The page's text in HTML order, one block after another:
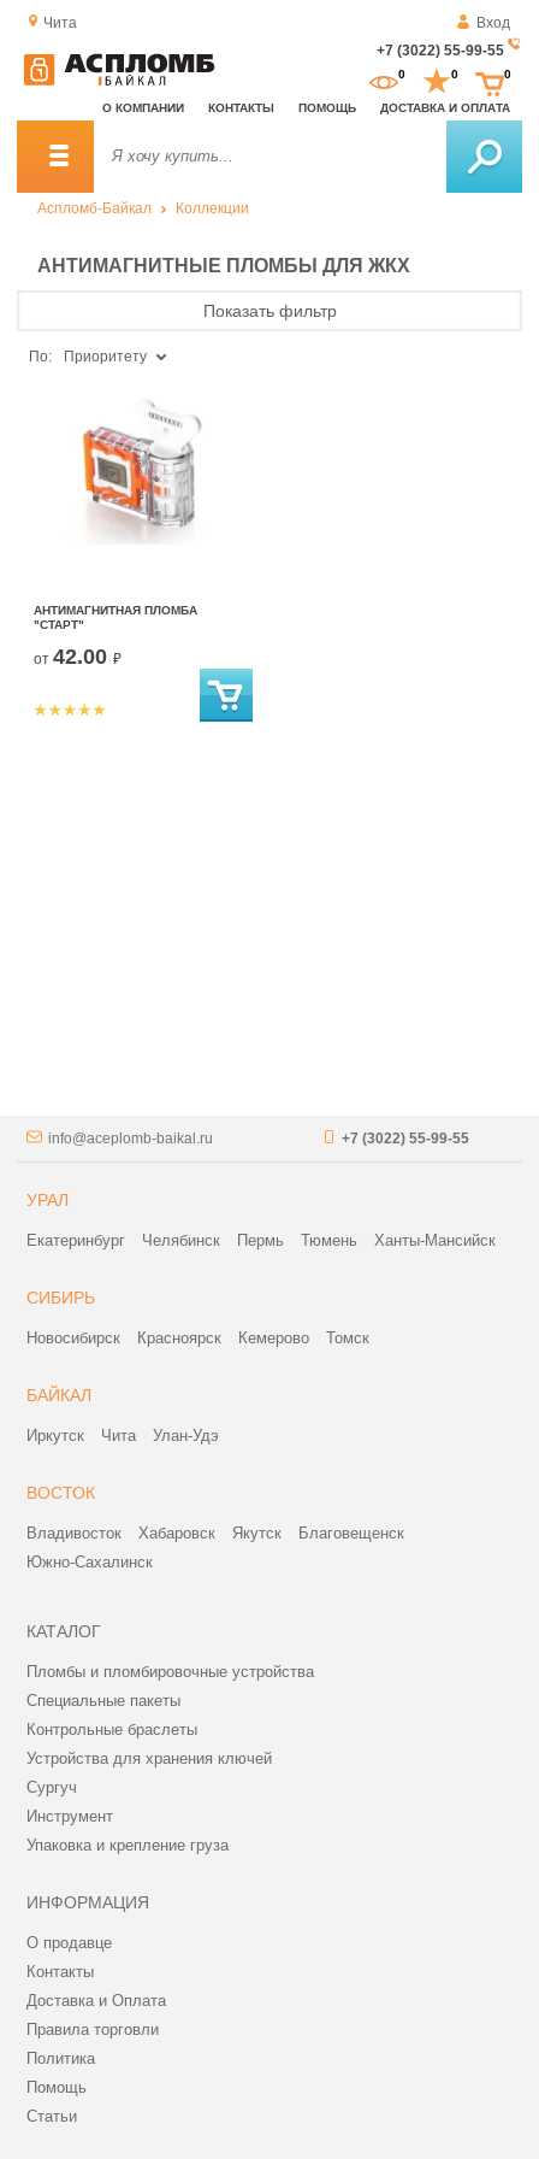
Чита
Вход
+7 (3022) 55-99-55
О КОМПАНИИ КОНТАКТЫ ПОМОЩЬ ДОСТАВКА И ОПЛАТА
0 0 0
Аспломб-Байкал Коллекции
АНТИМАГНИТНЫЕ ПЛОМБЫ ДЛЯ ЖКХ
Показать фильтр
По: Приоритету
АНТИМАГНИТНАЯ ПЛОМБА
"СТАРТ"
от 42.00 ₽
info@aceplomb-baikal.ru +7 (3022) 55-99-55
УРАЛ
Екатеринбург Челябинск Пермь Тюмень Ханты-Мансийск
СИБИРЬ
Новосибирск Красноярск Кемерово Томск
БАЙКАЛ
Иркутск Чита Улан-Удэ
ВОСТОК
Владивосток Хабаровск Якутск
Благовещенск
Южно-Сахалинск
КАТАЛОГ
Пломбы и пломбировочные устройства
Специальные пакеты
Контрольные браслеты
Устройства для хранения ключей
Сургуч
Инструмент
Упаковка и крепление груза
ИНФОРМАЦИЯ
О продавце
Контакты
Доставка и Оплата
Правила торговли
Политика
Помощь
Статьи